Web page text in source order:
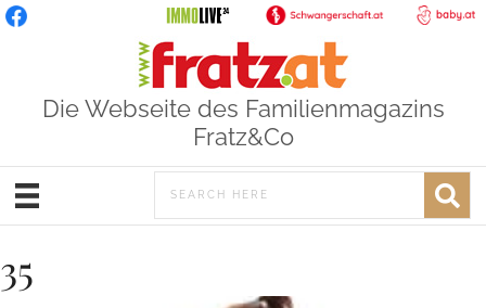
Die Webseite des Familienmagazins
Fratz&Co
35